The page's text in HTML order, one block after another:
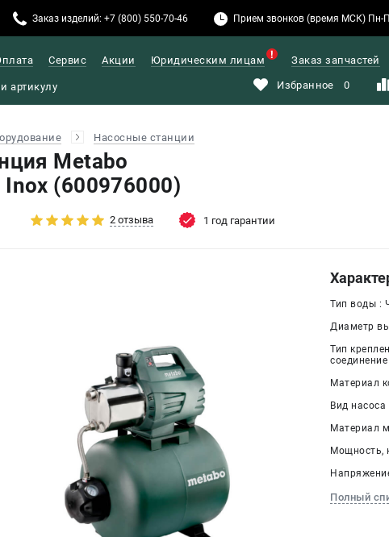
Заказ изделий: +7 (800) 550-70-46 Прием звонков (время МСК) Пн-
Сервис Акции Юридическим лицам Заказ запчастей
Избранное 0
Насосные станции
Metabo
Inox (600976000)
2 отзыва 1 год гарантии
Тип воды :
Диаметр
Тип
соединение
Материал
Вид
Материал
Мощность,
Полный